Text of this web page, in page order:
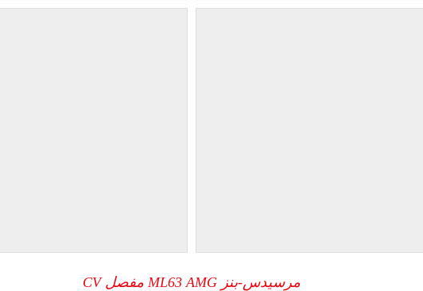
مرسيدس-بنز ML63 AMG مفصل CV